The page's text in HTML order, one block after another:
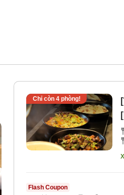
Chỉ còn 4phòng!
Flash Coupon